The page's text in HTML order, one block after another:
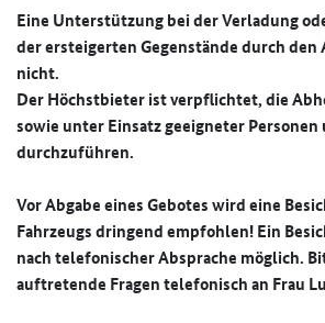
Eine Unterstützung bei der Verladung
der ersteigerten Gegenstände durch
nicht.
Der Höchstbieter ist verpflichtet, die
sowie unter Einsatz geeigneter
durchzuführen.
Vor Abgabe eines Gebotes wird eine
Fahrzeugs dringend empfohlen! Ein
nach telefonischer Absprache möglich.
auftretende Fragen telefonisch an Frau